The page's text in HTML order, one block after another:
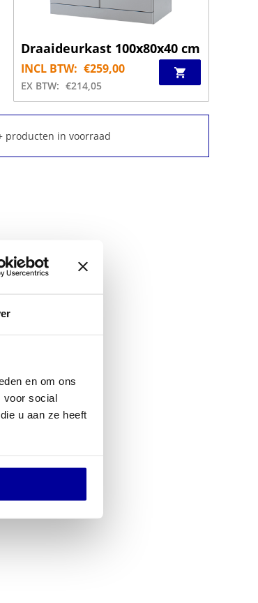
en om ons
voor social
u aan ze heeft
Draaideurkast 100x80x40 cm
INCL BTW: €259,00
EX BTW: €214,05
producten in voorraad